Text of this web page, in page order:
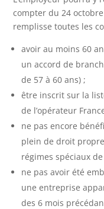
compter du 24
remplisse toutes les
avoir au moins 60
un accord de
de 57 à 60 ans) ;
être inscrit sur la
de l’opérateur
ne pas encore
plein de droit
régimes spéciaux
ne pas avoir été
une entreprise
des 6 mois